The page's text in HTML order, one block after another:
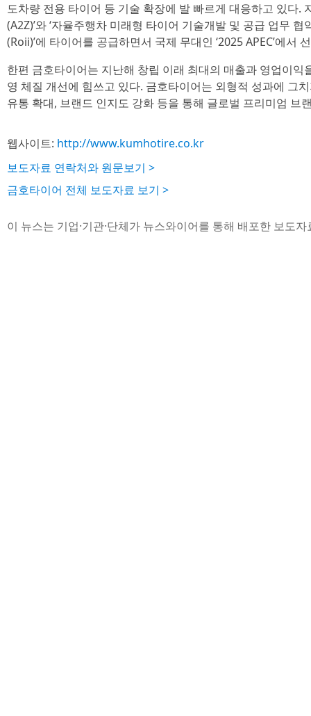
도차량 전용 타이어 등 기술 확장에 발 빠르게 대응하고 있다.
(A2Z)’와 ‘자율주행차 미래형 타이어 기술개발 및 공급 업무 협
(Roii)’에 타이어를 공급하면서 국제 무대인 ‘2025 APEC’에서
한편 금호타이어는 지난해 창립 이래 최대의 매출과 영업이
영 체질 개선에 힘쓰고 있다. 금호타이어는 외형적 성과에 그
유통 확대, 브랜드 인지도 강화 등을 통해 글로벌 프리미엄 브
웹사이트: http://www.kumhotire.co.kr
보도자료 연락처와 원문보기 >
금호타이어 전체 보도자료 보기 >
이 뉴스는 기업·기관·단체가 뉴스와이어를 통해 배포한 보도